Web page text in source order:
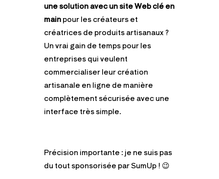
une solution avec un site Web clé en
mainpour les créateurs et
créatrices de produits artisanaux ?
Un vrai gain de temps pour les
entreprises qui veulent
commercialiser leur création
artisanale en ligne de manière
complètement sécurisée avec une
interface très simple.
Précision importante : je ne suis pas
du tout sponsorisée par SumUp ! 😉